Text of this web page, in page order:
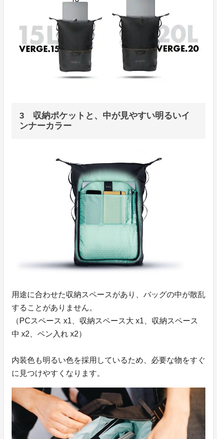
3 収納ポケットと、中が見やすい明るいイ
ンナーカラー
用途に合わせた収納スペースがあり、バッグの中が散乱
することがありません。
（PCスペース x1、収納スペース大 x1、収納スペース
中 x2、ペン入れ x2）
内装色も明るい色を採用しているため、必要な物をすぐ
に見つけやすくなります。